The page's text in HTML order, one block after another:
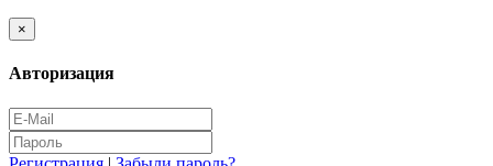
×
Авторизация